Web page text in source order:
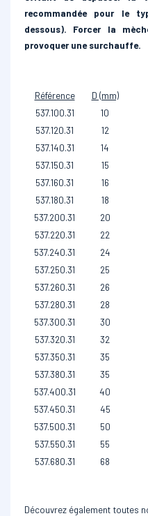
recommandée pour le
dessous). Forcer la
provoquer une surchauffe.
Référence
D (mm)
537.100.31
10
537.120.31
12
537.140.31
14
537.150.31
15
537.160.31
16
537.180.31
18
537.200.31
20
537.220.31
22
537.240.31
24
537.250.31
25
537.260.31
26
537.280.31
28
537.300.31
30
537.320.31
32
537.350.31
35
537.380.31
35
537.400.31
40
537.450.31
45
537.500.31
50
537.550.31
55
537.680.31
68
Découvrez également toutes